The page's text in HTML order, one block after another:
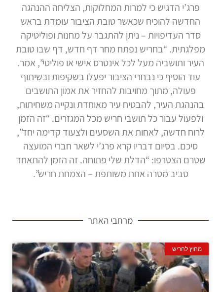
פרג’י הדגיש כי למרות המחלוקות, הצליחה ההנהגה
החדשה להוכיח שכאשר טובת הציבור עומדת בראש
סדר העדיפויות – ניתן להתגבר על מחנות ופוליטיקה
מפלגתית. “בחריש נפתח מחר דף חדש, דף שבו טובת
העיר ותושביה מעל לכל אינטרס אישי או פוליטי”, אמר.
עוד הוסיף כי נבחרי הציבור יפעלו בשקיפות ובשיתוף
פעולה, מתוך מחויבות להחזיר את אמון התושבים
בהנהגת העיר, להבטיח עיר מאוחדת ונקייה משחיתות,
ולפעול עבור כל תושבי חריש מכל המגזרים. “זה הזמן
לרוח חדשה, לאחות את השסעים ולצעוד קדימה יחד”,
סיכם. בסיום דבריו קרא פרג’י לשאר חברי המועצה
שטרם הצטרפו: “הדלת שלי פתוחה. זה הזמן להתאחד
סביב מטרה אחת משותפת – הצמחת חריש”.
מרחבי האתר
מחוץ לחריש